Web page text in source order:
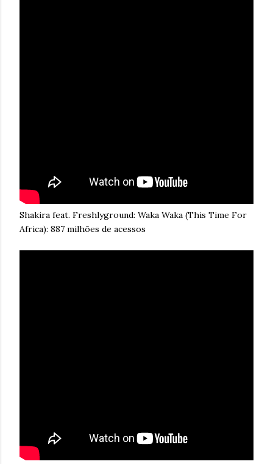
Shakira feat. Freshlyground: Waka Waka (This Time For
Africa): 887 milhões de acessos